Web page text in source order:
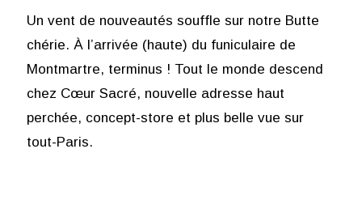
Un vent de nouveautés souffle sur notre Butte
chérie. À l’arrivée (haute) du funiculaire de
Montmartre, terminus ! Tout le monde descend
chez Cœur Sacré, nouvelle adresse haut
perchée, concept-store et plus belle vue sur
tout-Paris.